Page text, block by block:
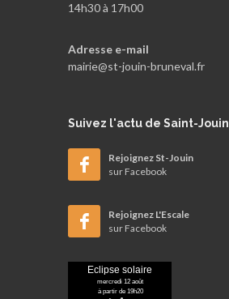
14h30 à 17h00
Adresse e-mail
mairie@st-jouin-bruneval.fr
Suivez l'actu de Saint-Jouin
Rejoignez St-Jouin
sur Facebook
Rejoignez L'Escale
sur Facebook